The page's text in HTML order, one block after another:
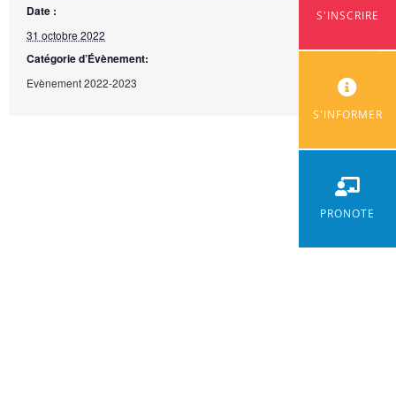
Date :
31 octobre 2022
Catégorie d’Évènement:
Evènement 2022-2023
S'INSCRIRE
S'INFORMER
PRONOTE